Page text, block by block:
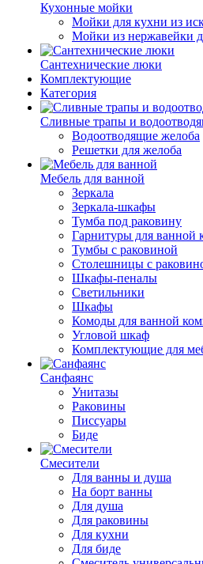
Кухонные мойки
Мойки для кухни из
Мойки из нержавейки
Сантехнические люки
Комплектующие
Категория
Cливные трапы и
Водоотводящие желоба
Решетки для желоба
Мебель для ванной
Зеркала
Зеркала-шкафы
Тумба под раковину
Гарнитуры для ванной
Тумбы с раковиной
Столешницы с
Шкафы-пеналы
Светильники
Шкафы
Комоды для ванной
Угловой шкаф
Комплектующие для
Санфаянс
Унитазы
Раковины
Писсуары
Биде
Смесители
Для ванны и душа
На борт ванны
Для душа
Для раковины
Для кухни
Для биде